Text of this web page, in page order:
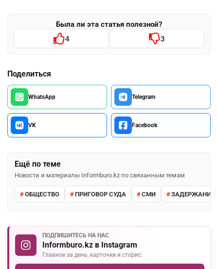
Была ли эта статья полезной?
4 3
Поделиться
WhatsApp Telegram
VK Facebook
Ещё по теме
Новости и материалы Informburo.kz по связанным темам
ОБЩЕСТВО ПРИГОВОР СУДА СМИ ЗАДЕРЖАНИЕ
ПОДПИШИТЕСЬ НА НАС
Informburo.kz в Instagram
Главное за день, карточки и сторис.